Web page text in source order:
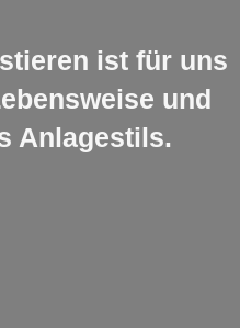
ist für uns
und
Anlagestils.